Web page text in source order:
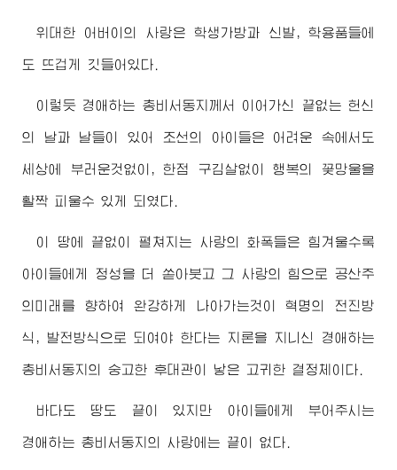
위대한 어버이의 사랑은 학생가방과 신발, 학용품들에
도 뜨겁게 깃들어있다.
이렇듯 경애하는 총비서동지께서 이어가신 끝없는 헌신
의 날과 날들이 있어 조선의 아이들은 어려운 속에서도
세상에 부러운것없이, 한점 구김살없이 행복의 꽃망울을
활짝 피울수 있게 되였다.
이 땅에 끝없이 펼쳐지는 사랑의 화폭들은 힘겨울수록
아이들에게 정성을 더 쏟아붓고 그 사랑의 힘으로 공산주
의미래를 향하여 완강하게 나아가는것이 혁명의 전진방
식, 발전방식으로 되여야 한다는 지론을 지니신 경애하는
총비서동지 의 숭고한 후대관이 낳은 고귀한 결정체이다.
바다도 땅도 끝이 있지만 아이들에게 부어주시는
경애하는 총비서동지 의 사랑에는 끝이 없다.